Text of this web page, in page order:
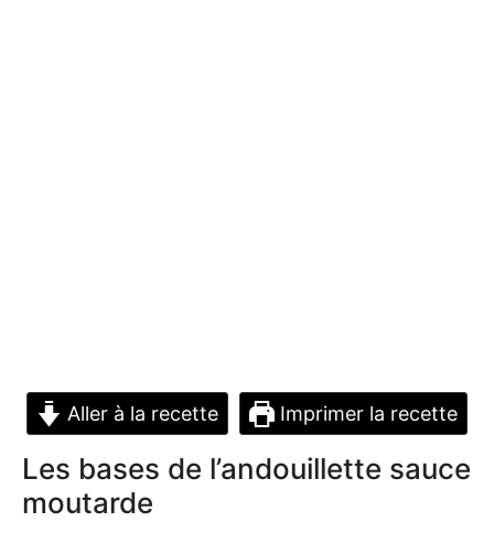
Aller à la recette Imprimer la recette
Les bases de l’andouillette sauce
moutarde